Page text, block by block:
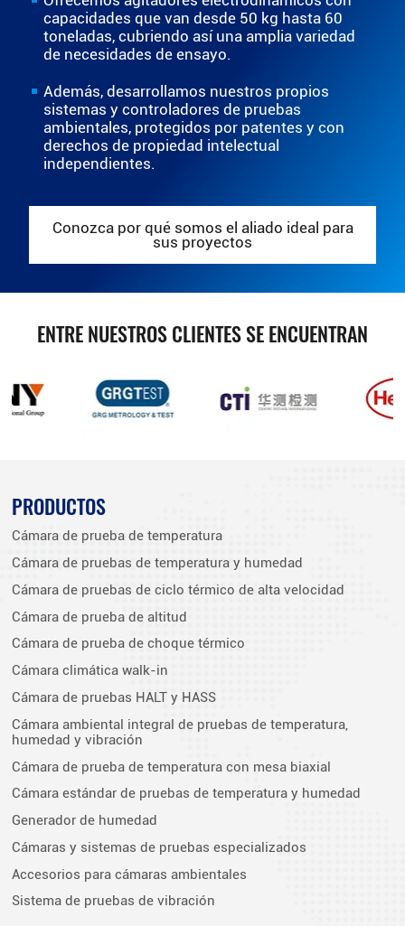
capacidades que van desde 50 kg hasta 60
toneladas, cubriendo así una amplia variedad
de necesidades de ensayo.
Además, desarrollamos nuestros propios
sistemas y controladores de pruebas
ambientales, protegidos por patentes y con
derechos de propiedad intelectual
independientes.
Conozca por qué somos el aliado ideal para
sus proyectos
ENTRE NUESTROS CLIENTES SE ENCUENTRAN
PRODUCTOS
Cámara de prueba de temperatura
Cámara de pruebas de temperatura y humedad
Cámara de pruebas de ciclo térmico de alta velocidad
Cámara de prueba de altitud
Cámara de prueba de choque térmico
Cámara climática walk-in
Cámara de pruebas HALT y HASS
Cámara ambiental integral de pruebas de temperatura,
humedad y vibración
Cámara de prueba de temperatura con mesa biaxial
Cámara estándar de pruebas de temperatura y humedad
Generador de humedad
Cámaras y sistemas de pruebas especializados
Accesorios para cámaras ambientales
Sistema de pruebas de vibración